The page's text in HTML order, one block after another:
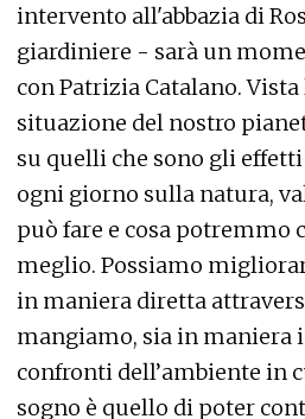
intervento all'abbazia di
giardiniere - sarà un
con Patrizia Catalano.
situazione del nostro
su quelli che sono gli
ogni giorno sulla natura,
può fare e cosa potremmo
meglio. Possiamo
in maniera diretta
mangiamo, sia in maniera
confronti dell’ambiente in
sogno è quello di poter